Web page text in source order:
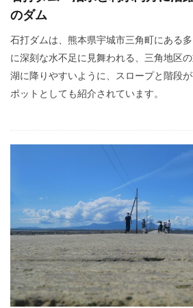
のダム
石打ダムは、熊本県宇城市三角町にある
に深刻な水不足に見舞われる、三角地区
湖に降りやすいように、スロープと階段
ポットとしても紹介されています。